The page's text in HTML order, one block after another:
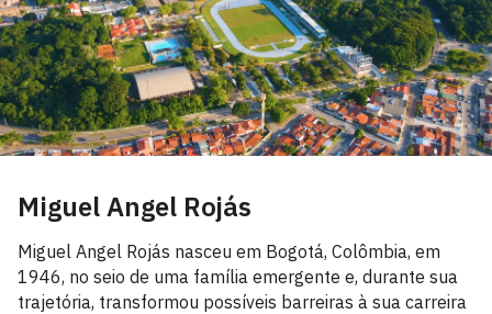
Miguel Angel Rojás
Miguel Angel Rojás nasceu em Bogotá, Colômbia, em
1946, no seio de uma família emergente e, durante sua
trajetória, transformou possíveis barreiras à sua carreira